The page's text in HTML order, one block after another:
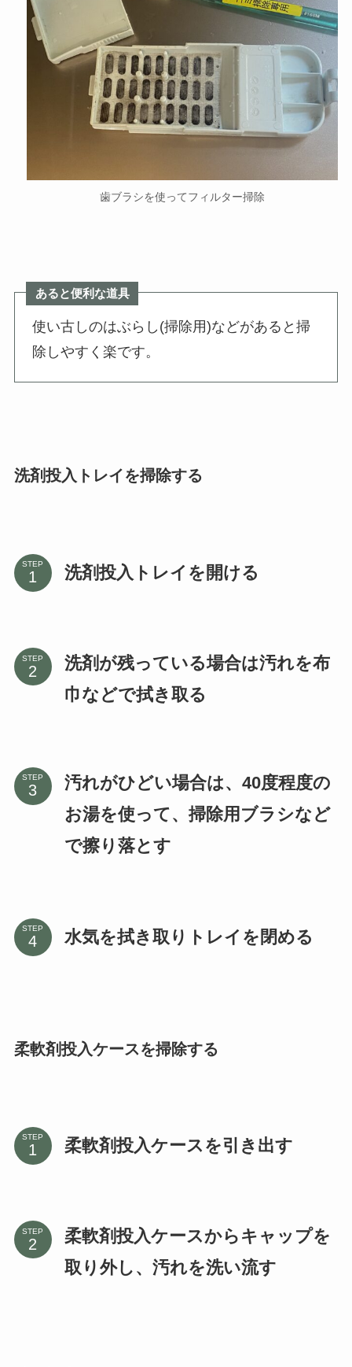
歯ブラシを使ってフィルター掃除
あると便利な道具
使い古しのはぶらし(掃除用)などがあると掃
除しやすく楽です。
洗剤投入トレイを掃除する
STEP 洗剤投入トレイを開ける
STEP
洗剤が残っている場合は汚れを布
巾などで拭き取る
STEP
汚れがひどい場合は、40度程度の
お湯を使って、掃除用ブラシなど
で擦り落とす
STEP 水気を拭き取りトレイを閉める
柔軟剤投入ケースを掃除する
STEP 柔軟剤投入ケースを引き出す
STEP
柔軟剤投入ケースからキャップを
取り外し、汚れを洗い流す